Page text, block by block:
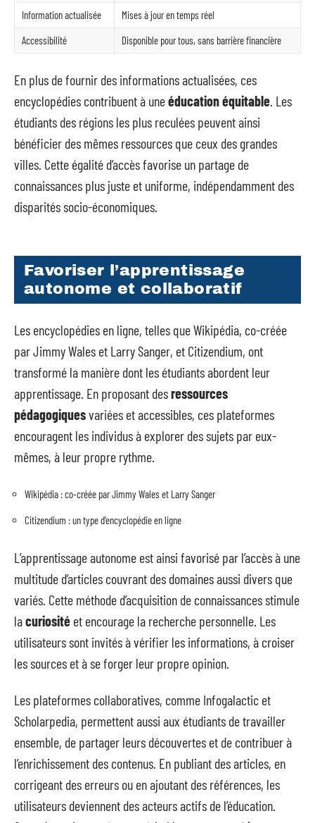
Information actualisée
Mises à jour en temps réel
Accessibilité
Disponible pour tous, sans barrière financière
En plus de fournir des informations actualisées, ces
encyclopédies contribuent à uneéducation équitable. Les
étudiants des régions les plus reculées peuvent ainsi
bénéficier des mêmes ressources que ceux des grandes
villes. Cette égalité d’accès favorise un partage de
connaissances plus juste et uniforme, indépendamment des
disparités socio-économiques.
Favoriser l’apprentissage
autonome et collaboratif
Les encyclopédies en ligne, telles que Wikipédia, co-créée
par Jimmy Wales et Larry Sanger, et Citizendium, ont
transformé la manière dont les étudiants abordent leur
apprentissage. En proposant desressources
pédagogiquesvariées et accessibles, ces plateformes
encouragent les individus à explorer des sujets par eux-
mêmes, à leur propre rythme.
Wikipédia : co-créée par Jimmy Wales et Larry Sanger
Citizendium : un type d’encyclopédie en ligne
L’apprentissage autonome est ainsi favorisé par l’accès à une
multitude d’articles couvrant des domaines aussi divers que
variés. Cette méthode d’acquisition de connaissances stimule
lacuriosité et encourage la recherche personnelle. Les
utilisateurs sont invités à vérifier les informations, à croiser
les sources et à se forger leur propre opinion.
Les plateformes collaboratives, comme Infogalactic et
Scholarpedia, permettent aussi aux étudiants de travailler
ensemble, de partager leurs découvertes et de contribuer à
l’enrichissement des contenus. En publiant des articles, en
corrigeant des erreurs ou en ajoutant des références, les
utilisateurs deviennent des acteurs actifs de l’éducation.